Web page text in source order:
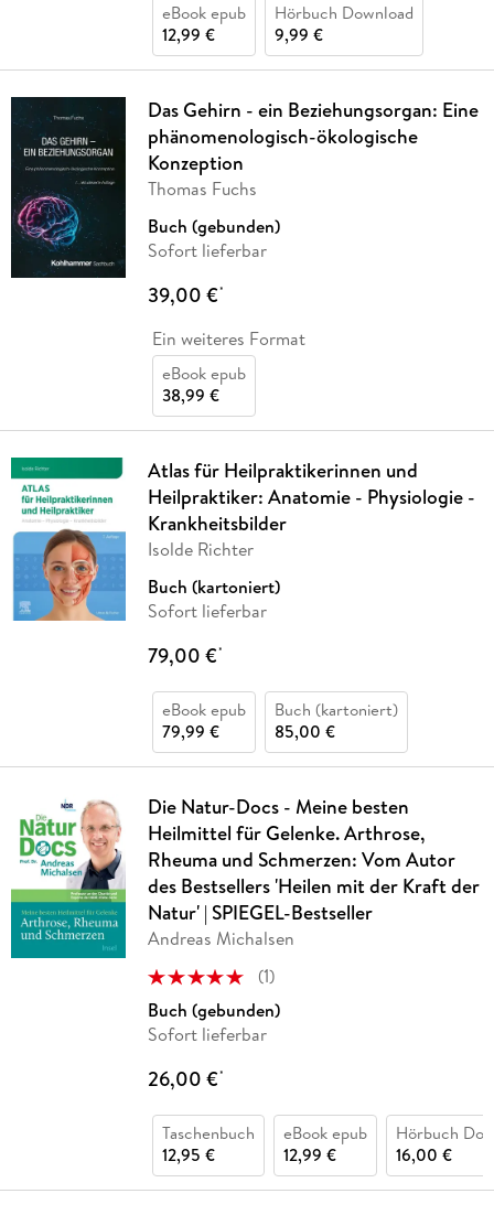
eBook epub
12,99 €
Hörbuch Download
9,99 €
Das Gehirn - ein Beziehungsorgan: Eine
phänomenologisch-ökologische
Konzeption
Thomas Fuchs
Buch (gebunden)
Sofort lieferbar
39,00 €*
Ein weiteres Format
eBook epub
38,99 €
Atlas für Heilpraktikerinnen und
Heilpraktiker: Anatomie - Physiologie -
Krankheitsbilder
Isolde Richter
Buch (kartoniert)
Sofort lieferbar
79,00 €*
eBook epub
79,99 €
Buch (kartoniert)
85,00 €
Die Natur-Docs - Meine besten
Heilmittel für Gelenke. Arthrose,
Rheuma und Schmerzen: Vom Autor
des Bestsellers 'Heilen mit der Kraft der
Natur' | SPIEGEL-Bestseller
Andreas Michalsen
(1)
Buch (gebunden)
Sofort lieferbar
26,00 €*
Taschenbuch
12,95 €
eBook epub
12,99 €
Hörbuch
16,00 €